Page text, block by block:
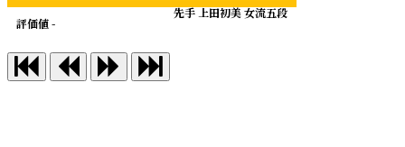
先手 上田初美 女流五段
評価値 -